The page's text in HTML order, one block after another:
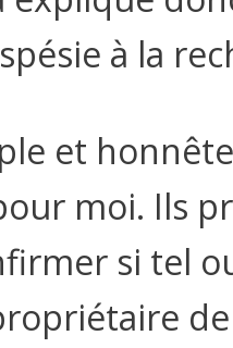
à la
et
moi. Ils
si tel